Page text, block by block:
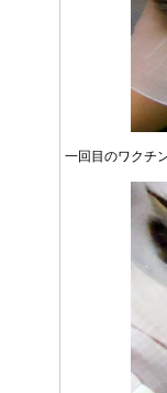
一回目のワクチ